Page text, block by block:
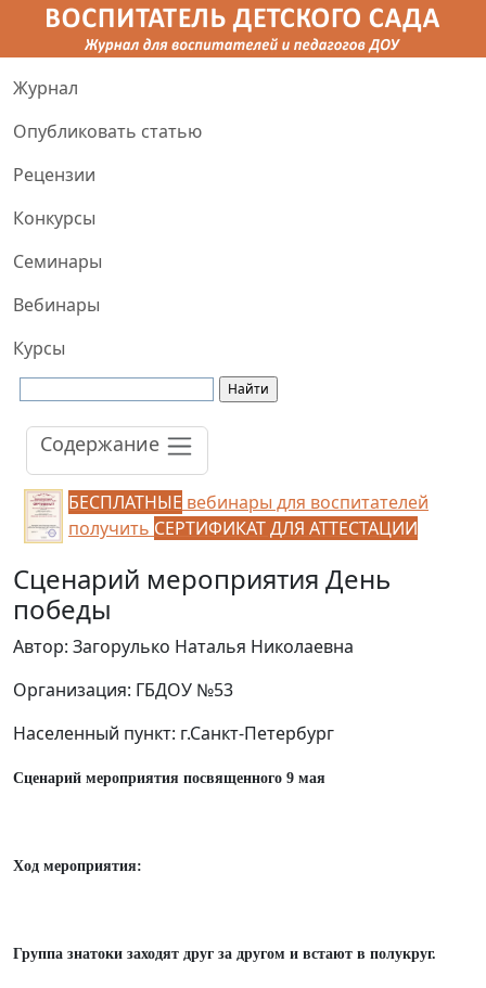
Журнал
Опубликовать статью
Рецензии
Конкурсы
Семинары
Вебинары
Курсы
Содержание
БЕСПЛАТНЫЕ вебинары для воспитателей
получить СЕРТИФИКАТ ДЛЯ АТТЕСТАЦИИ
Сценарий мероприятия День
победы
Автор: Загорулько Наталья Николаевна
Организация: ГБДОУ №53
Населенный пункт: г.Санкт-Петербург
Сценарий мероприятия посвященного 9 мая
Ход мероприятия:
Группа знатоки заходят друг за другом и встают в полукруг.